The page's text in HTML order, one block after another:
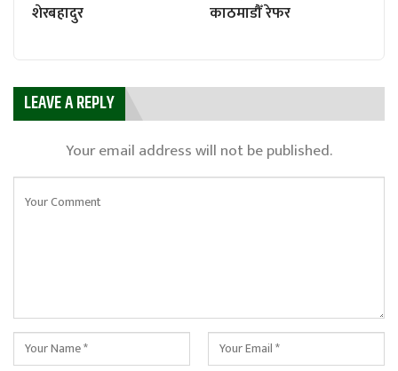
शेरबहादुर
काठमाडौँ रेफर
LEAVE A REPLY
Your email address will not be published.